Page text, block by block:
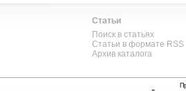
Статьи
Поиск в статьях
Статьи в формате RSS
Архив каталога